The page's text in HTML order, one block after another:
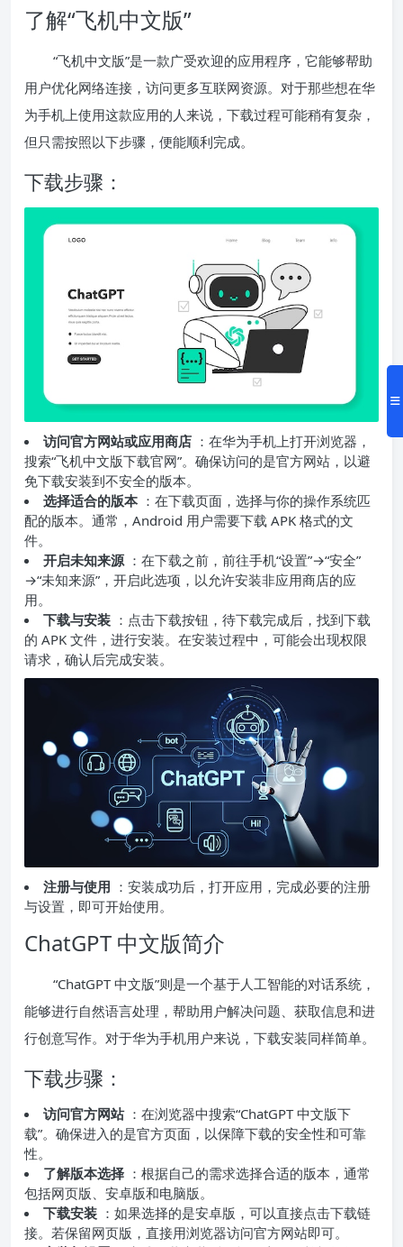
了解“飞机中文版”
“飞机中文版”是一款广受欢迎的应用程序，它能够帮助
用户优化网络连接，访问更多互联网资源。对于那些想在华
为手机上使用这款应用的人来说，下载过程可能稍有复杂，
但只需按照以下步骤，便能顺利完成。
下载步骤：
访问官方网站或应用商店 ：在华为手机上打开浏览器，
搜索“飞机中文版下载官网”。确保访问的是官方网站，以避
免下载安装到不安全的版本。
选择适合的版本 ：在下载页面，选择与你的操作系统匹
配的版本。通常，Android 用户需要下载 APK 格式的文
件。
开启未知来源 ：在下载之前，前往手机“设置”→“安全”
→“未知来源”，开启此选项，以允许安装非应用商店的应
用。
下载与安装 ：点击下载按钮，待下载完成后，找到下载
的 APK 文件，进行安装。在安装过程中，可能会出现权限
请求，确认后完成安装。
注册与使用 ：安装成功后，打开应用，完成必要的注册
与设置，即可开始使用。
ChatGPT 中文版简介
“ChatGPT 中文版”则是一个基于人工智能的对话系统，
能够进行自然语言处理，帮助用户解决问题、获取信息和进
行创意写作。对于华为手机用户来说，下载安装同样简单。
下载步骤：
访问官方网站 ：在浏览器中搜索“ChatGPT 中文版下
载”。确保进入的是官方页面，以保障下载的安全性和可靠
性。
了解版本选择 ：根据自己的需求选择合适的版本，通常
包括网页版、安卓版和电脑版。
下载安装 ：如果选择的是安卓版，可以直接点击下载链
接。若保留网页版，直接用浏览器访问官方网站即可。